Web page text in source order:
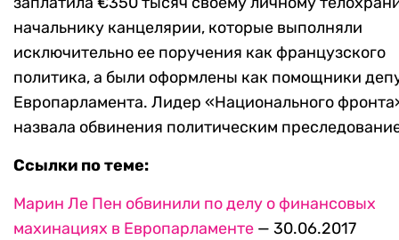
начальнику канцелярии, которые выполняли
исключительно ее поручения как французского
политика, а были оформлены как помощники
Европарламента. Лидер «Национального
назвала обвинения политическим
Ссылки по теме:
Марин Ле Пен обвинили по делу о финансовых
махинациях в Европарламенте — 30.06.2017